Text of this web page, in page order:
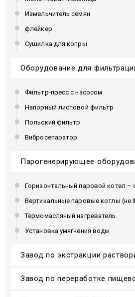
Измельчитель семян
флейкер
Сушилка для копры
Оборудование для
Фильтр-пресс с насосом
Напорный листовой фильтр
Польский фильтр
Вибросепаратор
Парогенерирующее
Горизонтальный паровой котел –
Вертикальные паровые котлы (не
Термомасляный нагреватель
Установка умягчения воды
Завод по экстракции
Завод по переработке